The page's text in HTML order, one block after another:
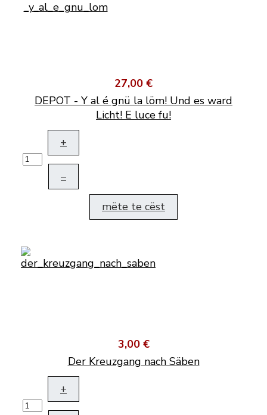
27,00 €
DEPOT - Y al é gnü la löm! Und es ward
Licht! E luce fu!
+
–
mëte te cëst
3,00 €
Der Kreuzgang nach Säben
+